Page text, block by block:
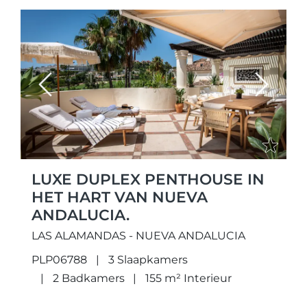
Previous Next
LUXE DUPLEX PENTHOUSE IN
HET HART VAN NUEVA
ANDALUCIA.
LAS ALAMANDAS - NUEVA ANDALUCIA
PLP06788
3 Slaapkamers
2 Badkamers
155 m² Interieur